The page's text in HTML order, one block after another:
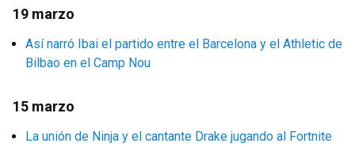
19 marzo
Así narró Ibai el partido entre el Barcelona y el Athletic de
Bilbao en el Camp Nou
15 marzo
La unión de Ninja y el cantante Drake jugando al Fortnite